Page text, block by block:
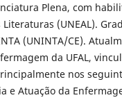
Plena, com
(UNEAL).
(UNINTA/CE).
da UFAL,
nos
e Atuação da